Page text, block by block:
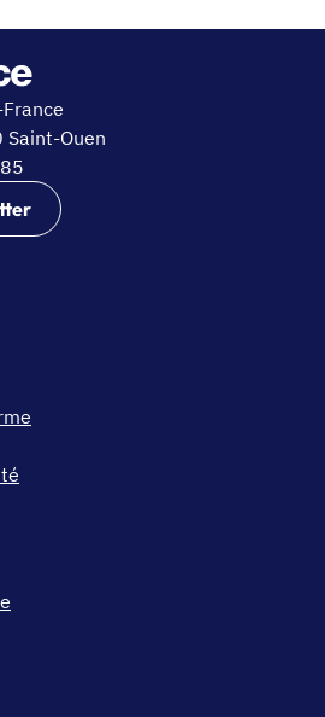
Ouen
(nouvelle fenêtre)
(nouvelle fenêtre)
France (nouvelle fenêtre)
(nouvelle fenêtre)